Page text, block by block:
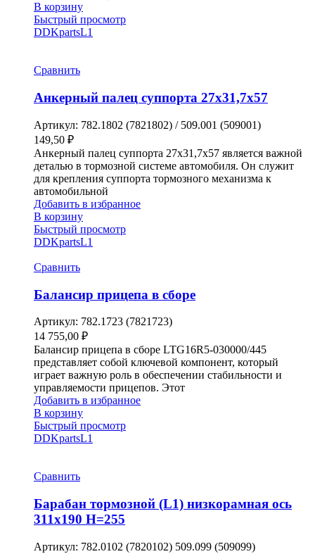
В корзину
Быстрый просмотр
DDKpartsL1
Сравнить
Анкерный палец суппорта 27х31,7х57
Артикул: 782.1802 (7821802) / 509.001 (509001)
149,50 ₽
Анкерный палец суппорта 27х31,7х57 является важной
деталью в тормозной системе автомобиля. Он служит
для крепления суппорта тормозного механизма к
автомобильной
Добавить в избранное
В корзину
Быстрый просмотр
DDKpartsL1
Сравнить
Балансир прицепа в сборе
Артикул: 782.1723 (7821723)
14 755,00 ₽
Балансир прицепа в сборе LTG16R5-030000/445
представляет собой ключевой компонент, который
играет важную роль в обеспечении стабильности и
управляемости прицепов. Этот
Добавить в избранное
В корзину
Быстрый просмотр
DDKpartsL1
Сравнить
Барабан тормозной (L1) низкорамная ось
311х190 H=255
Артикул: 782.0102 (7820102) 509.099 (509099)